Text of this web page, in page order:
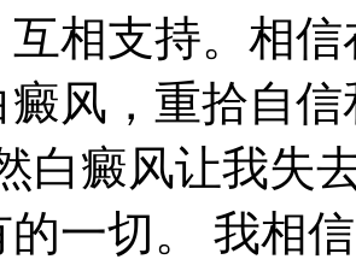
相支持。相
风，重拾自
白癜风让我失
一切。 我相